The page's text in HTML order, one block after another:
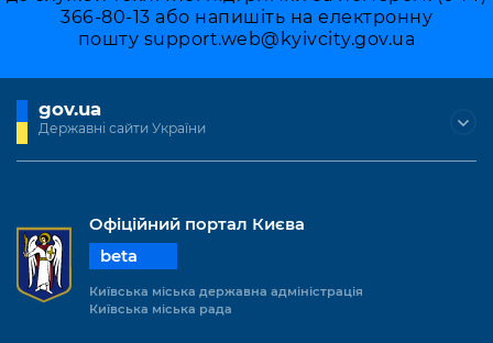
366-80-13 або напишіть на електронну
пошту support.web@kyivcity.gov.ua
gov.ua
Державні сайти України
Офіційний портал Києва
beta
Київська міська державна адміністрація
Київська міська рада